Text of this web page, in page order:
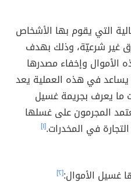
التي يقوم بها الأشخاص
غير شرعيّة، وذلك بهدف
الأموال وإخفاء مصدرها
يساعد في هذه العملية يعد
ما يعرف بجريمة غسيل
المجرمون على غسلها
في المخدرات.[١]
غسيل الأموال:[٢]